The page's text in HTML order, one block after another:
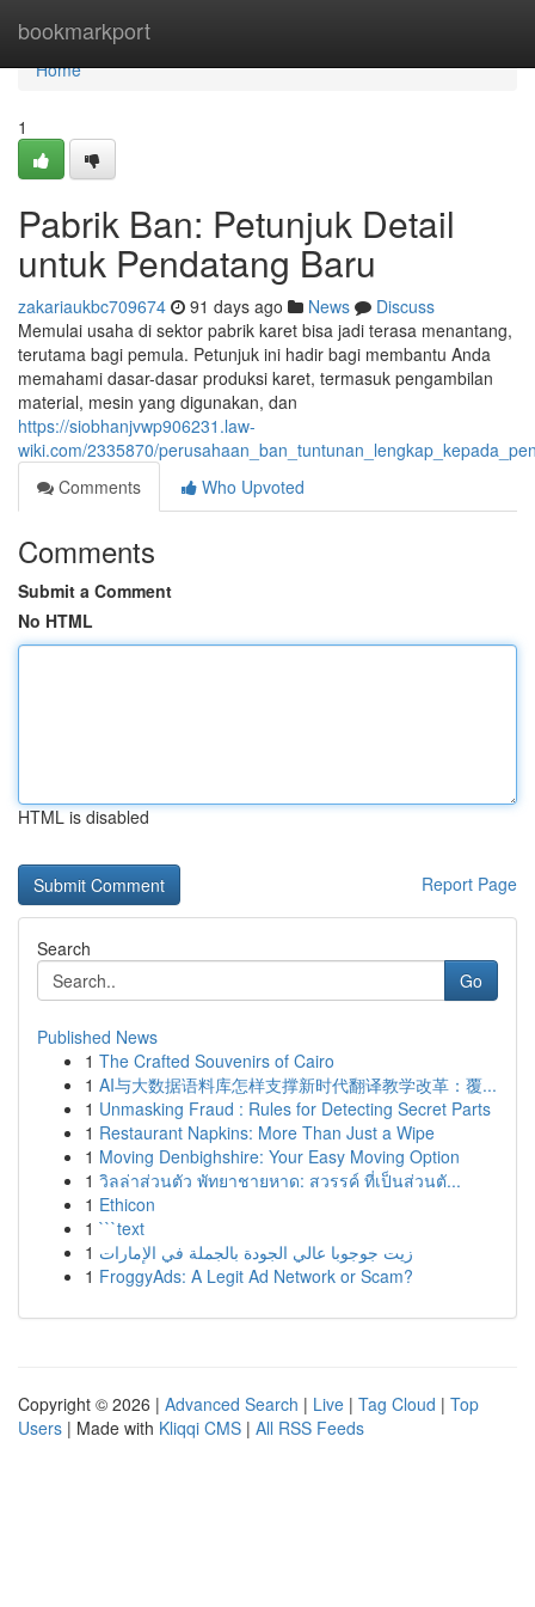
bookmarkport
Home
Home
1
Pabrik Ban: Petunjuk Detail
untuk Pendatang Baru
zakariaukbc709674 91 days ago News
Discuss
Memulai usaha di sektor pabrik karet bisa jadi terasa menantang,
terutama bagi pemula. Petunjuk ini hadir bagi membantu Anda
memahami dasar-dasar produksi karet, termasuk pengambilan
material, mesin yang digunakan, dan
https://siobhanjvwp906231.law-
wiki.com/2335870/
Comments
Who Upvoted
Comments
Submit a Comment
No HTML
HTML is disabled
Report Page
Search
Go
Published News
1 The Crafted Souvenirs of Cairo
1 AI与大数据语料库怎样支撑新时代翻译教学改革：覆...
1 Unmasking Fraud : Rules for Detecting Secret Parts
1 Restaurant Napkins: More Than Just a Wipe
1 Moving Denbighshire: Your Easy Moving Option
1 วิลล่าส่วนตัว พัทยาชายหาด: สวรรค์ ที่เป็นส่วนตั...
1 Ethicon
1 ```text
1 زيت جوجوبا عالي الجودة بالجملة في الإمارات
1 FroggyAds: A Legit Ad Network or Scam?
Copyright © 2026 | Advanced Search | Live | Tag Cloud | Top
Users | Made with Kliqqi CMS | All RSS Feeds